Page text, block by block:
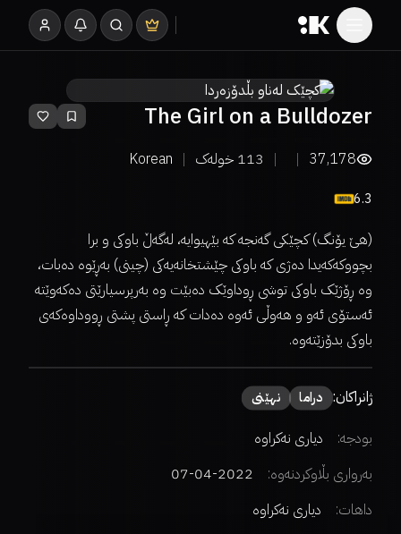
The Girl on a Bulldozer
37,178
113 خولەک Korean
6.3
(هێ یۆنگ) کچێکی گەنجە کە بێهیوایە، لەگەڵ باوکی و برا
بچووکەکەیدا دەژی کە باوکی چێشتخانەیەکی (چینی) بەڕێوە دەبات،
وە ڕۆژێک باوکی توشی ڕوداوێک دەبێت وە بەرپرسیارێتی دەکەوێتە
ئەستۆی ئەو و هەوڵی ئەوە دەدات کە ڕاستی پشتی ڕووداوەکەی
باوکی بدۆزێتەوە.
ژانراکان: دراما نهێنی
بودجە:
دیاری نەکراوە
بەرواری بڵاوکردنەوە:
2022-04-07
داهات:
دیاری نەکراوە